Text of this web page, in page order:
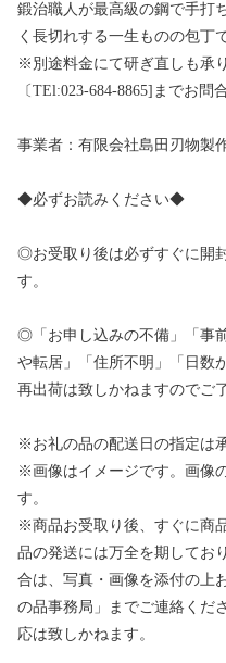
鍛治職人が最高級の鋼で手打
く長切れする一生ものの包丁
※別途料金にて研ぎ直しも承
〔TEl:023-684-8865]までお問
事業者：有限会社島田刃物製
◆必ずお読みください◆
◎お受取り後は必ずすぐに開
す。
◎「お申し込みの不備」「事
や転居」「住所不明」「日数
再出荷は致しかねますのでご
※お礼の品の配送日の指定は
※画像はイメージです。画像
す。
※商品お受取り後、すぐに商
品の発送には万全を期してお
合は、写真・画像を添付の上
の品事務局」までご連絡くだ
応は致しかねます。